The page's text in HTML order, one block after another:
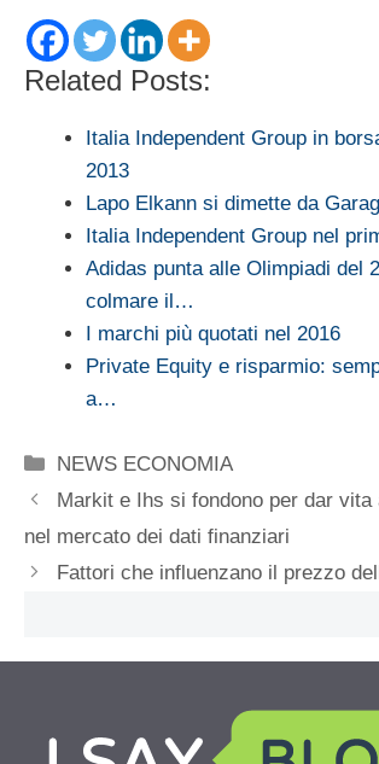
Related Posts:
Italia Independent Group in
2013
Lapo Elkann si dimette da
Italia Independent Group nel
Adidas punta alle Olimpiadi del
colmare il…
I marchi più quotati nel 2016
Private Equity e risparmio:
a…
Categorie
NEWS ECONOMIA
Markit e Ihs si fondono per dar vita
nel mercato dei dati finanziari
Fattori che influenzano il prezzo